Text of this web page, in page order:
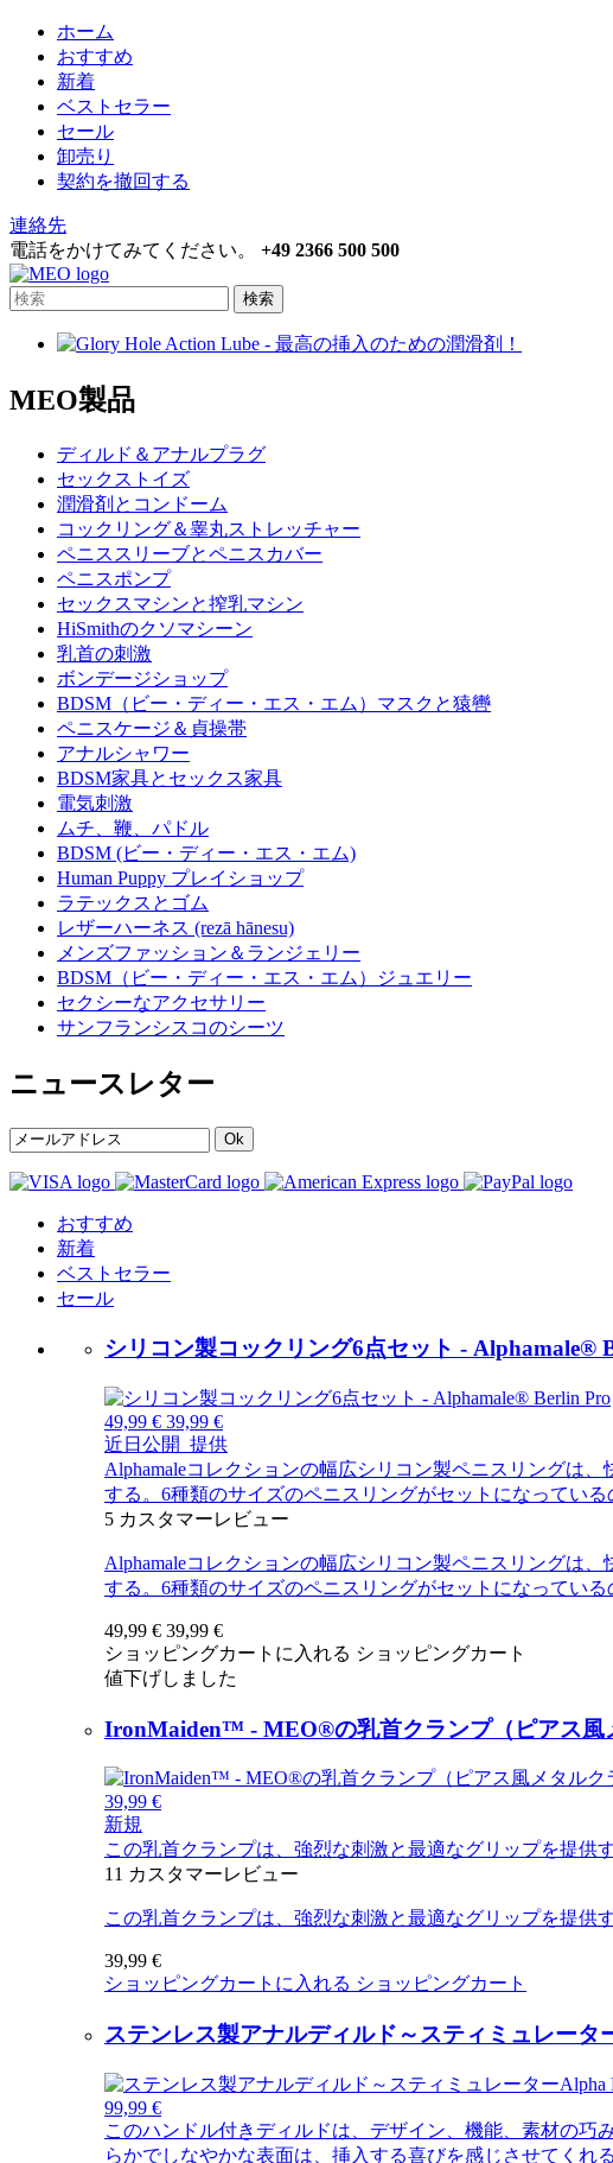
ホーム
おすすめ
新着
ベストセラー
セール
卸売り
契約を撤回する
連絡先
電話をかけてみてください。 +49 2366 500 500
検索
MEO製品
ディルド＆アナルプラグ
セックストイズ
潤滑剤とコンドーム
コックリング＆睾丸ストレッチャー
ペニススリーブとペニスカバー
ペニスポンプ
セックスマシンと搾乳マシン
HiSmithのクソマシーン
乳首の刺激
ボンデージショップ
BDSM（ビー・ディー・エス・エム）マスクと猿轡
ペニスケージ＆貞操帯
アナルシャワー
BDSM家具とセックス家具
電気刺激
ムチ、鞭、パドル
BDSM (ビー・ディー・エス・エム)
Human Puppy プレイショップ
ラテックスとゴム
レザーハーネス (rezā hānesu)
メンズファッション＆ランジェリー
BDSM（ビー・ディー・エス・エム）ジュエリー
セクシーなアクセサリー
サンフランシスコのシーツ
ニュースレター
Ok
おすすめ
新着
ベストセラー
セール
シリコン製コックリング6点セット - Alphamale®
49,99 € 39,99 €
近日公開 提供
Alphamaleコレクションの幅広シリコン製ペニスリングは
する。6種類のサイズのペニスリングがセットになってい
5 カスタマーレビュー
Alphamaleコレクションの幅広シリコン製ペニスリングは
する。6種類のサイズのペニスリングがセットになってい
49,99 € 39,99 €
ショッピングカートに入れる ショッピングカート
値下げしました
IronMaiden™ - MEO®の乳首クランプ（ピアス風
39,99 €
新規
この乳首クランプは、強烈な刺激と最適なグリップを提供
11 カスタマーレビュー
この乳首クランプは、強烈な刺激と最適なグリップを提供
39,99 €
ショッピングカートに入れる ショッピングカート
ステンレス製アナルディルド～スティミュレータ
99,99 €
このハンドル付きディルドは、デザイン、機能、素材の
らかでしなやかな表面は、挿入する喜びを感じさせてくれ